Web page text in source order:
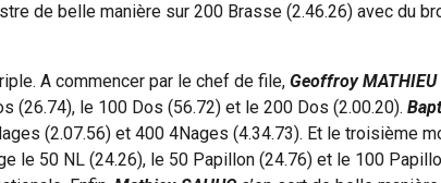
de belle manière sur 200 Brasse (2.46.26) avec du
A commencer par le chef de file,Geoffroy MATHIEU
(26.74), le 100 Dos (56.72) et le 200 Dos (2.00.20).
(2.07.56) et 400 4Nages (4.34.73). Et le troisième
le 50 NL (24.26), le 50 Papillon (24.76) et le 100